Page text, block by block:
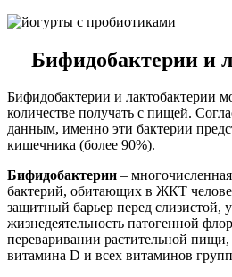
Бифидобактерии и
Бифидобактерии и лактобактерии
количестве получать с пищей.
данным, именно эти бактерии
кишечника (более 90%).
Бифидобактерии –
бактерий, обитающих в ЖКТ
защитный барьер перед слизистой,
жизнедеятельность патогенной
переваривании растительной пищи,
витамина D и всех витаминов